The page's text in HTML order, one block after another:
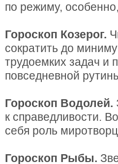
по режиму,
Гороскоп Козерог.
сократить до
трудоемких задач и
повседневной
Гороскоп Водолей.
к справедливости.
себя роль
Гороскоп Рыбы.